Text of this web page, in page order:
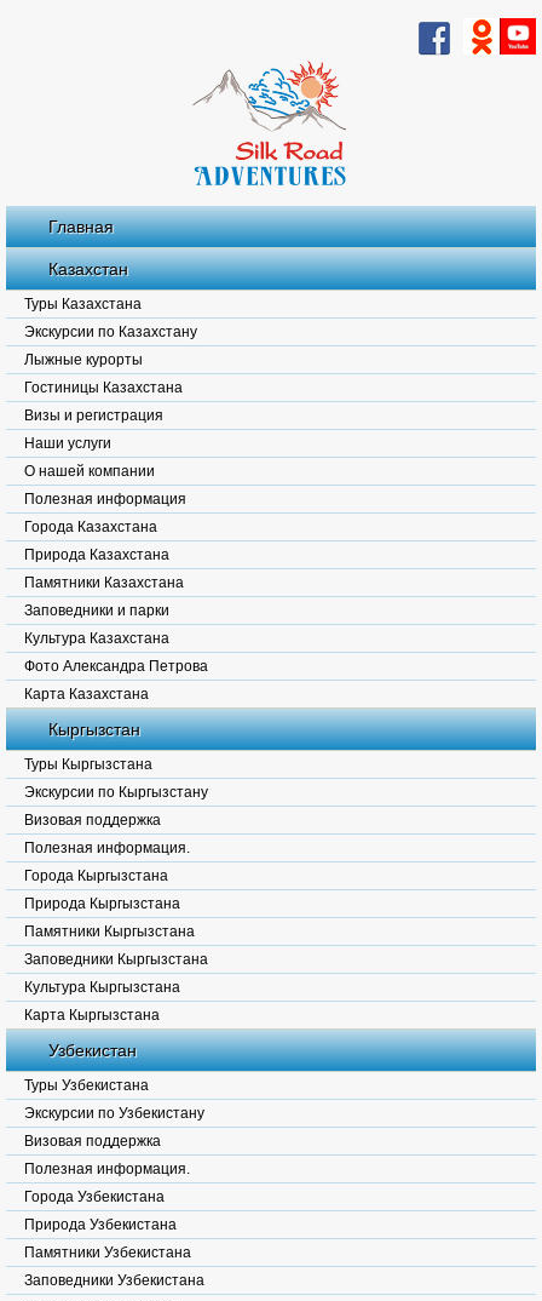
Главная
Казахстан
Туры Казахстана
Экскурсии по Казахстану
Лыжные курорты
Гостиницы Казахстана
Визы и регистрация
Наши услуги
О нашей компании
Полезная информация
Города Казахстана
Природа Казахстана
Памятники Казахстана
Заповедники и парки
Культура Казахстана
Фото Александра Петрова
Карта Казахстана
Кыргызстан
Туры Кыргызстана
Экскурсии по Кыргызстану
Визовая поддержка
Полезная информация.
Города Кыргызстана
Природа Кыргызстана
Памятники Кыргызстана
Заповедники Кыргызстана
Культура Кыргызстана
Карта Кыргызстана
Узбекистан
Туры Узбекистана
Экскурсии по Узбекистану
Визовая поддержка
Полезная информация.
Города Узбекистана
Природа Узбекистана
Памятники Узбекистана
Заповедники Узбекистана